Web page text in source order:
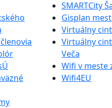
SMARTCity
Gisplan
Virtuálny
Virtuálny
Veča
Wifi v meste
Wifi4EU